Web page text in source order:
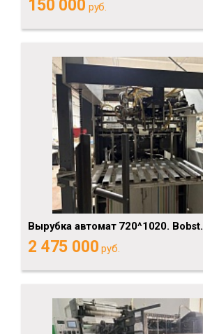
150 000 руб.
Вырубка автомат 720^1020. Bobst.
2 475 000 руб.